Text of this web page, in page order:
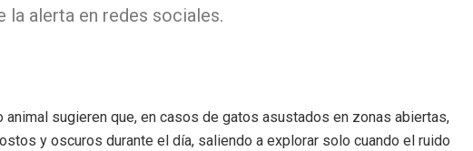
la alerta en redes sociales.
sugieren que, en casos de gatos asustados en zonas abiertas,
y oscuros durante el día, saliendo a explorar solo cuando el ruido